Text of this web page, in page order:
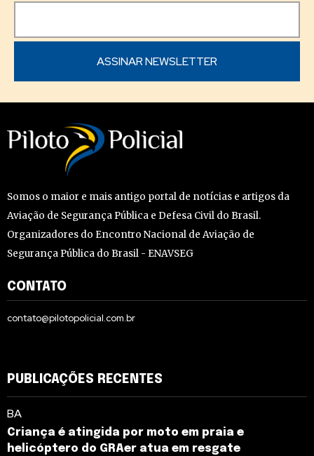
Somos o maior e mais antigo portal de notícias e artigos da
Aviação de Segurança Pública e Defesa Civil do Brasil.
Organizadores do Encontro Nacional de Aviação de
Segurança Pública do Brasil - ENAVSEG
CONTATO
contato@pilotopolicial.com.br
PUBLICAÇÕES RECENTES
BA
Criança é atingida por moto em praia e
helicóptero do GRAer atua em resgate